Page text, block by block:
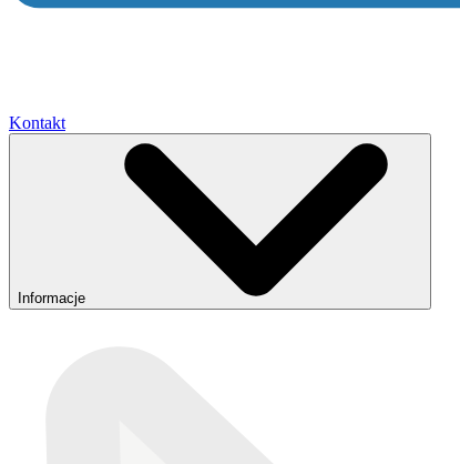
Kontakt
Informacje